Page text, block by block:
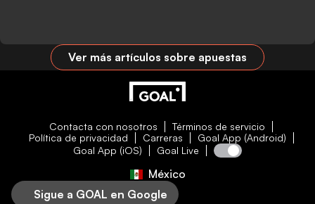
Ver más artículos sobre apuestas
Contacta con nosotros
Términos de servicio
Política de privacidad
Carreras
Goal App (Android)
Goal App (iOS)
Goal Live
México
Sigue a GOAL en Google